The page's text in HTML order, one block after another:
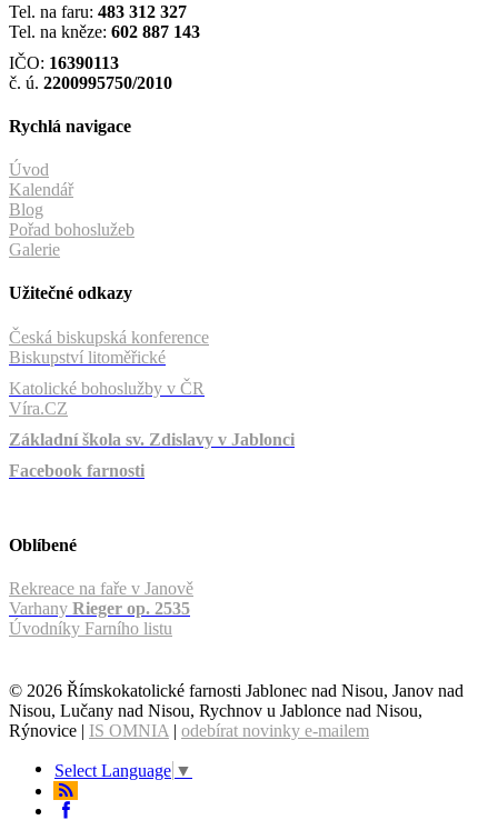
Tel. na faru: 483 312 327
Tel. na kněze: 602 887 143
IČO: 16390113
č. ú. 2200995750/2010
Rychlá navigace
Úvod
Kalendář
Blog
Pořad bohoslužeb
Galerie
Užitečné odkazy
Česká biskupská konference
Biskupství litoměřické
Katolické bohoslužby v ČR
Víra.CZ
Základní škola sv. Zdislavy v Jablonci
Facebook farnosti
Oblíbené
Rekreace na faře v Janově
Varhany Rieger op. 2535
Úvodníky Farního listu
© 2026 Římskokatolické farnosti Jablonec nad Nisou, Janov nad
Nisou, Lučany nad Nisou, Rychnov u Jablonce nad Nisou,
Rýnovice | IS OMNIA | odebírat novinky e-mailem
Select Language ▼